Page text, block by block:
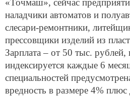
«Точмаш», сейчас
наладчики автоматов и
слесари-ремонтники,
прессовщики изделий из
Зарплата – от 50 тыс. рублей,
индексируется каждые 6
специальностей
вредность в размере 4%